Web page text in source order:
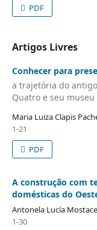
PDF
Artigos Livres
Conhecer para
a trajetória do
Quatro e seu museu
Maria Luiza Clapis
1-21
PDF
A construção com
domésticas do
Antonela Lucía
1-30